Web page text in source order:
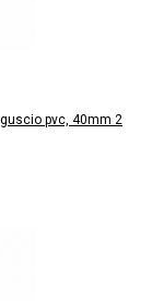
pvc, 40mm 2